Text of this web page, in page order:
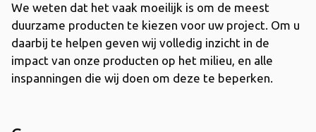
We weten dat het vaak moeilijk is om de meest
duurzame producten te kiezen voor uw project. Om u
daarbij te helpen geven wij volledig inzicht in de
impact van onze producten op het milieu, en alle
inspanningen die wij doen om deze te beperken.